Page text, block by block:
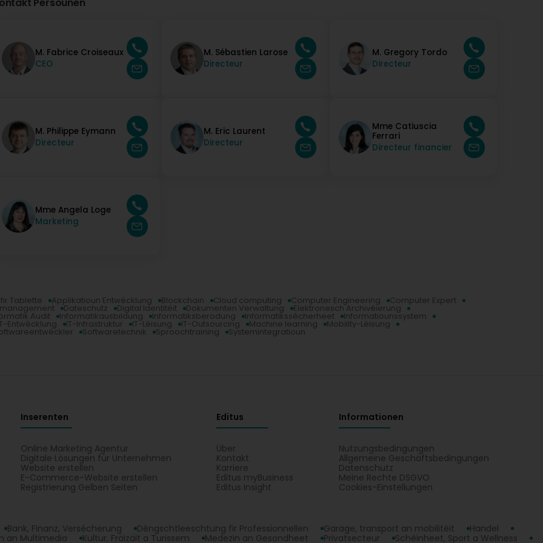
M. Fabrice Croiseaux
CEO
M. Sébastien Larose
Directeur
M. Gregory Tordo
Directeur
M. Philippe Eymann
Directeur
M. Eric Laurent
Directeur
Mme Catiuscia
Ferrari
Directeur financier
Mme Angela Loge
Marketing
Tablette Applikatioun Entwécklung Blockchain Cloud computing Computer Engineering Computer Expert
Dateschutz Digital Identitéit Dokumenten Verwaltung Elektronesch Archivéierung
Audit Informatikausbildung Informatiksberodung Informatikssécherheet Informatiounssystem
Entwécklung IT-Infrastruktur IT-Léisung IT-Outsourcing Machine learning Mobility-Léisung
Softwaretechnik Sproochtraining Systemintegratioun
Inserenten
Online Marketing Agentur
Digitale Lösungen für Unternehmen
Website erstellen
E-Commerce-Website erstellen
Registrierung Gelben Seiten
Editus
Über
Kontakt
Karriere
Editus myBusiness
Editus Insight
Informationen
Nutzungsbedingungen
Allgemeine Geschäftsbedingungen
Datenschutz
Meine Rechte DSGVO
Cookies-Einstellungen
Bank, Finanz, Versécherung Déngschtleeschtung fir Professionnellen Garage, transport an mobilitéit
Handel
an Multimedia
Kultur, Fräizäit a Turissem Medezin an Gesondheet Privatsecteur Schéinheet, Sport a Wellness